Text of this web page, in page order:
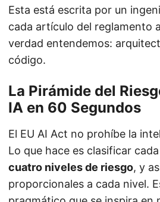
Esta está escrita por un
cada artículo del reglamento
verdad entendemos:
código.
La Pirámide del
IA en 60 Segundos
El EU AI Act no prohíbe la
Lo que hace es clasificar
cuatro niveles de riesgo, y
proporcionales a cada nivel.